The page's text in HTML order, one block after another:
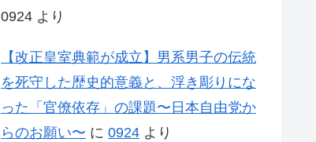
0924 より
【改正皇室典範が成立】男系男子の伝統
を死守した歴史的意義と、浮き彫りにな
った「官僚依存」の課題〜日本自由党か
らのお願い〜 に 0924 より